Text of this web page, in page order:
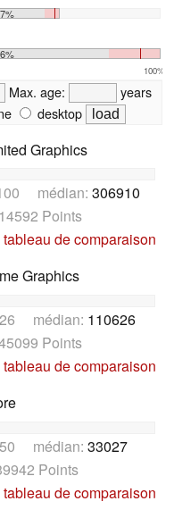
100%
Max. age:
years
desktop
Graphics
médian: 306910
Points
de comparaison
Graphics
médian: 110626
Points
de comparaison
médian: 33027
Points
de comparaison